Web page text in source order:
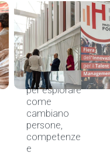
AI & HR Tech
Congreso
Factor
Humano
2026,
Madrid
Un’occasione
per esplorare
come
cambiano
persone,
competenze
e